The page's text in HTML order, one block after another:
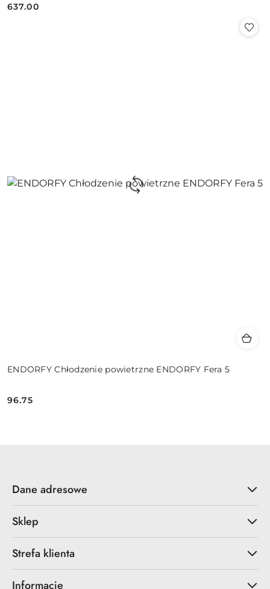
Cena:
637.00
ENDORFY Chłodzenie powietrzne ENDORFY Fera 5
Cena:
96.75
Dane adresowe
Sklep
Strefa klienta
Informacje